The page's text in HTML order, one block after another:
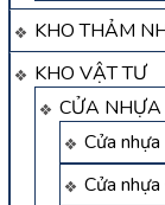
KHO THẢM
KHO VẬT TƯ
CỬA NHỰA
Cửa
Cửa